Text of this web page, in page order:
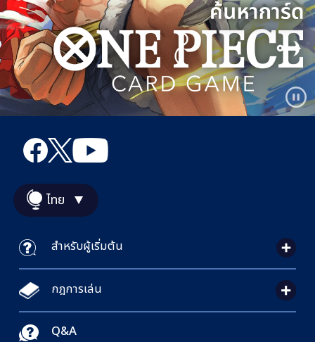
ไทย
สำหรับผู้เริ่มต้น
กฎการเล่น
Q&A